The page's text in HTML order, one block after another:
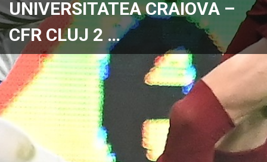
UNIVERSITATEA CRAIOVA –
CFR CLUJ 2 …